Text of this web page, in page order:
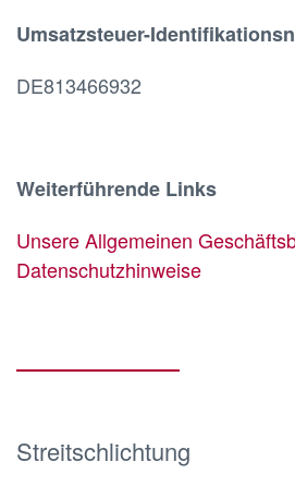
Umsatzsteuer-
DE813466932
Weiterführende Links
Unsere Allgemeinen
Datenschutzhinweise
Streitschlichtung